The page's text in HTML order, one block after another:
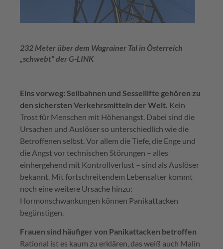
232 Meter über dem Wagrainer Tal in Österreich
„schwebt“ der G-LINK
Eins vorweg: Seilbahnen und Sessellifte gehören zu
den sichersten Verkehrsmitteln der Welt. Kein
Trost für Menschen mit Höhenangst. Dabei sind die
Ursachen und Auslöser so unterschiedlich wie die
Betroffenen selbst. Vor allem die Tiefe, die Enge und
die Angst vor technischen Störungen – alles
einhergehend mit Kontrollverlust – sind als Auslöser
bekannt. Mit fortschreitendem Lebensalter kommt
noch eine weitere Ursache hinzu:
Hormonschwankungen können Panikattacken
begünstigen.
Frauen sind häufiger von Panikattacken betroffen
Rational ist es kaum zu erklären, das weiß auch Malin